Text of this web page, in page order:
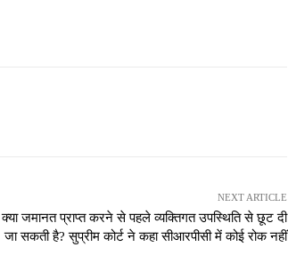
NEXT ARTICLE
क्या जमानत प्राप्त करने से पहले व्यक्तिगत उपस्थिति से छूट दी
जा सकती है? सुप्रीम कोर्ट ने कहा सीआरपीसी में कोई रोक नहीं